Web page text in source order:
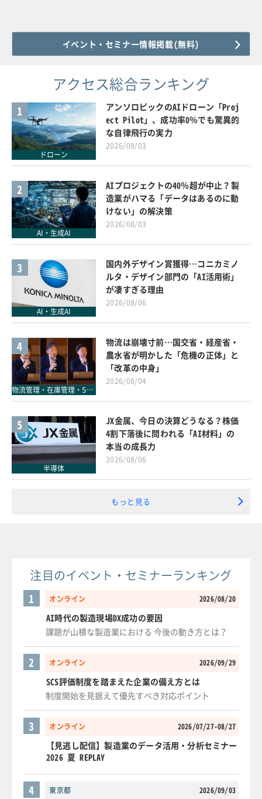
イベント・セミナー情報掲載(無料)
アクセス総合ランキング
1
ドローン
アンソロピックのAIドローン「Proj
ect Pilot」、成功率0％でも驚異的
な自律飛行の実力
2026/08/03
2
AI・生成AI
AIプロジェクトの40％超が中止？製
造業がハマる「データはあるのに動
けない」の解決策
2026/08/03
3
AI・生成AI
国内外デザイン賞獲得…コニカミノ
ルタ・デザイン部門の「AI活用術」
が凄すぎる理由
2026/08/06
4
物流管理・在庫管理・SCM
物流は崩壊寸前…国交省・経産省・
農水省が明かした「危機の正体」と
「改革の中身」
2026/08/04
5
半導体
JX金属、今日の決算どうなる？株価
4割下落後に問われる「AI材料」の
本当の成長力
2026/08/06
もっと見る
注目のイベント・セミナーランキング
オンライン 2026/08/20
1
AI時代の製造現場DX成功の要因
課題が山積な製造業における 今後の動き方とは？
オンライン 2026/09/29
2
SCS評価制度を踏まえた企業の備え方とは
制度開始を見据えて優先すべき対応ポイント
オンライン 2026/07/27-08/27
3
【見逃し配信】製造業のデータ活用・分析セミナー
2026 夏 REPLAY
東京都 2026/09/03
4